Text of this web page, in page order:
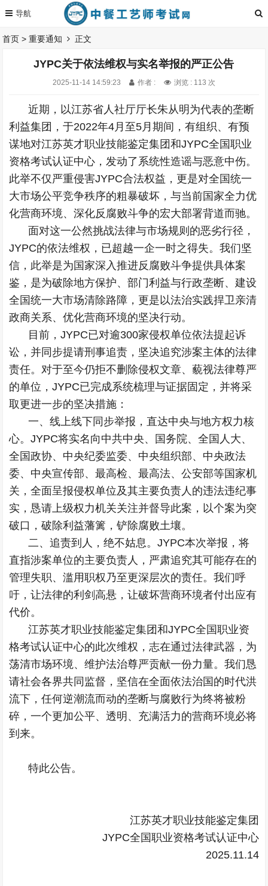
首页 >重要通知 正文
JYPC关于依法维权与实名举报的严正公告
2025-11-14 14:59:23 作者 : 浏览 : 113 次
近期，以江苏省人社厅厅长朱从明为代表的垄断
利益集团，于2022年4月至5月期间，有组织、有预
谋地对江苏英才职业技能鉴定集团和JYPC全国职业
资格考试认证中心，发动了系统性造谣与恶意中伤。
此举不仅严重侵害JYPC合法权益，更是对全国统一
大市场公平竞争秩序的粗暴破坏，与当前国家全力优
化营商环境、深化反腐败斗争的宏大部署背道而驰。
面对这一公然挑战法律与市场规则的恶劣行径，
JYPC的依法维权，已超越一企一时之得失。我们坚
信，此举是为国家深入推进反腐败斗争提供具体案
鉴，是为破除地方保护、部门利益与行政垄断、建设
全国统一大市场清除路障，更是以法治实践捍卫亲清
政商关系、优化营商环境的坚决行动。
目前，JYPC已对逾300家侵权单位依法提起诉
讼，并同步提请刑事追责，坚决追究涉案主体的法律
责任。对于至今仍拒不删除侵权文章、藐视法律尊严
的单位，JYPC已完成系统梳理与证据固定，并将采
取更进一步的坚决措施：
一、线上线下同步举报，直达中央与地方权力核
心。JYPC将实名向中共中央、国务院、全国人大、
全国政协、中央纪委监委、中央组织部、中央政法
委、中央宣传部、最高检、最高法、公安部等国家机
关，全面呈报侵权单位及其主要负责人的违法违纪事
实，恳请上级权力机关关注并督导此案，以个案为突
破口，破除利益藩篱，铲除腐败土壤。
二、追责到人，绝不姑息。JYPC本次举报，将
直指涉案单位的主要负责人，严肃追究其可能存在的
管理失职、滥用职权乃至更深层次的责任。我们呼
吁，让法律的利剑高悬，让破坏营商环境者付出应有
代价。
江苏英才职业技能鉴定集团和JYPC全国职业资
格考试认证中心的此次维权，志在通过法律武器，为
荡清市场环境、维护法治尊严贡献一份力量。我们恳
请社会各界共同监督，坚信在全面依法治国的时代洪
流下，任何逆潮流而动的垄断与腐败行为终将被粉
碎，一个更加公平、透明、充满活力的营商环境必将
到来。
特此公告。
江苏英才职业技能鉴定集团
JYPC全国职业资格考试认证中心
2025.11.14